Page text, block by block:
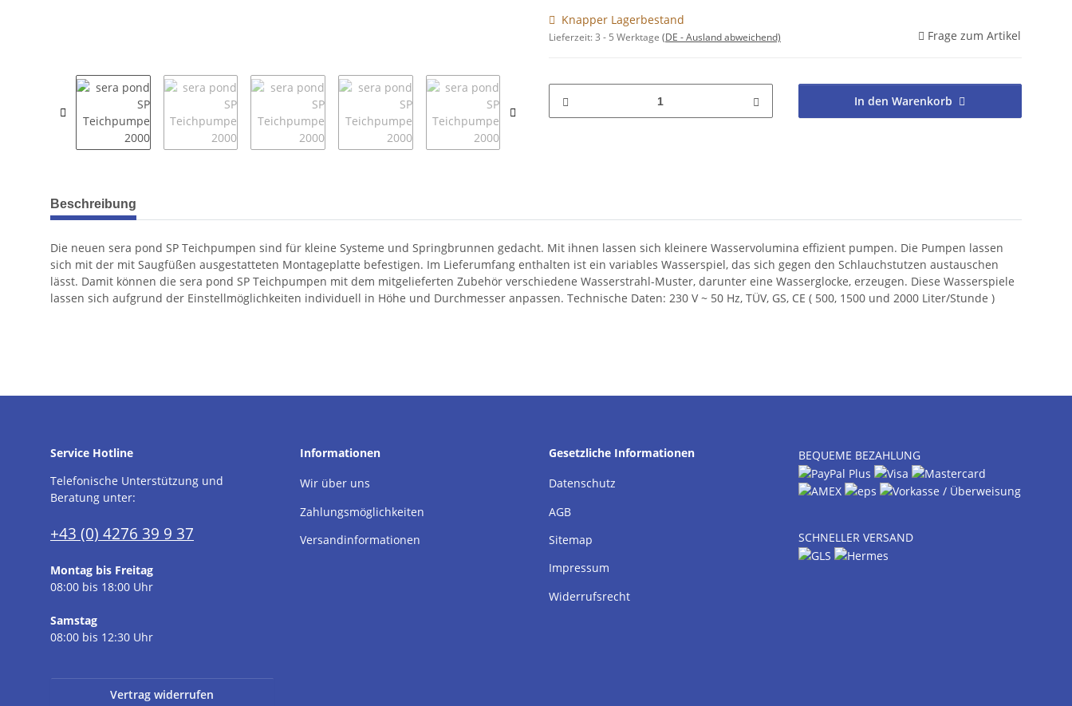
Knapper Lagerbestand
Lieferzeit:3 - 5 Werktage (DE - Ausland abweichend) Frage zum Artikel
In den Warenkorb
weitere Registerkarten anzeigen
Beschreibung
Die neuen sera pond SP Teichpumpen sind für kleine Systeme und Springbrunnen gedacht. Mit ihnen lassen sich kleinere Wasservolumina effizient pumpen. Die Pumpen lassen
sich mit der mit Saugfüßen ausgestatteten Montageplatte befestigen. Im Lieferumfang enthalten ist ein variables Wasserspiel, das sich gegen den Schlauchstutzen austauschen
lässt. Damit können die sera pond SP Teichpumpen mit dem mitgelieferten Zubehör verschiedene Wasserstrahl-Muster, darunter eine Wasserglocke, erzeugen. Diese Wasserspiele
lassen sich aufgrund der Einstellmöglichkeiten individuell in Höhe und Durchmesser anpassen. Technische Daten: 230 V ~ 50 Hz, TÜV, GS, CE ( 500, 1500 und 2000 Liter/Stunde )
Service Hotline
Telefonische Unterstützung und
Beratung unter:
+43 (0) 4276 39 9 37
Montag bis Freitag
08:00 bis 18:00 Uhr
Samstag
08:00 bis 12:30 Uhr
Informationen
Wir über uns
Zahlungsmöglichkeiten
Versandinformationen
Gesetzliche Informationen
Datenschutz
AGB
Sitemap
Impressum
Widerrufsrecht
BEQUEME BEZAHLUNG
SCHNELLER VERSAND
Vertrag widerrufen